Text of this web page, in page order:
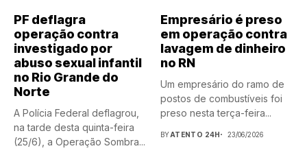
PF deflagra
operação contra
investigado por
abuso sexual infantil
no Rio Grande do
Norte
A Polícia Federal deflagrou,
na tarde desta quinta-feira
(25/6), a Operação Sombra...
Empresário é preso
em operação contra
lavagem de dinheiro
no RN
Um empresário do ramo de
postos de combustíveis foi
preso nesta terça-feira...
BYATENTO 24H 23/06/2026